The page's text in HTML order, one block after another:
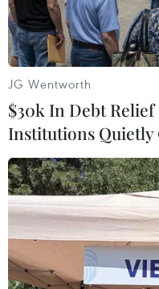
Các bệnh nhân bị ngộ
khoa huyện Hương Khê,
JG Wentworth
$30k In Debt
Institutions Quietly